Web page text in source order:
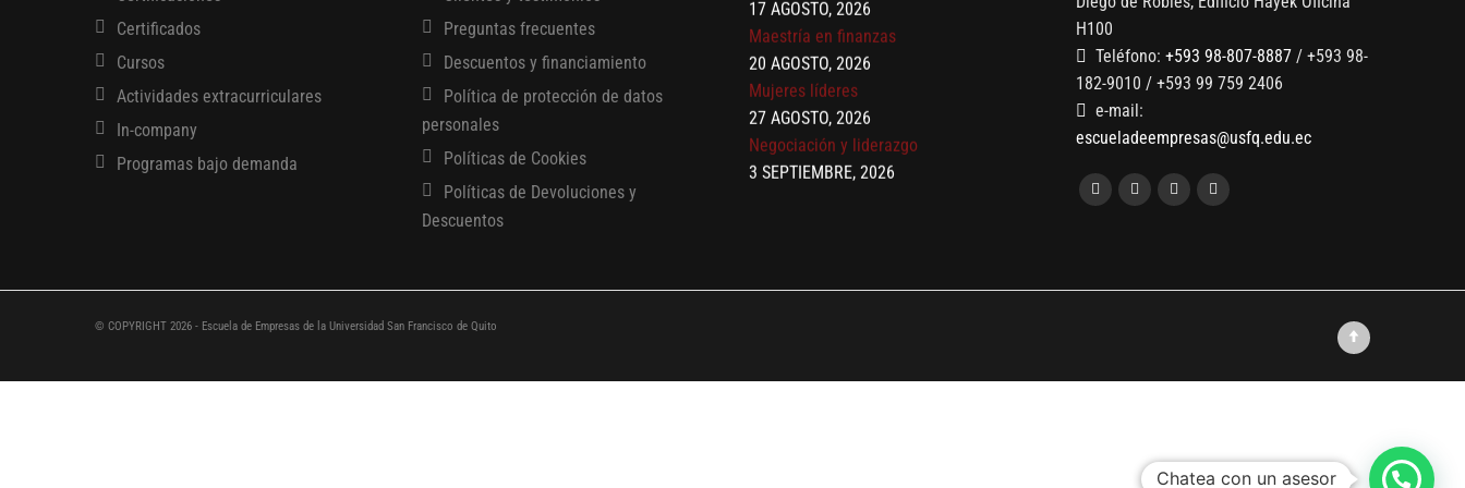
Certificados
Cursos
Actividades extracurriculares
In-company
Programas bajo demanda
Preguntas frecuentes
Descuentos y financiamiento
Política de protección de datos
personales
Políticas de Cookies
Políticas de Devoluciones y
Descuentos
20 AGOSTO, 2026
Mujeres líderes
27 AGOSTO, 2026
Negociación y liderazgo
3 SEPTIEMBRE, 2026
Comunicación con IA
7 SEPTIEMBRE, 2026
H100
Teléfono: +593 98-807-8887 / +593 98-
182-9010 / +593 99 759 2406
e-mail:
escueladeempresas@usfq.edu.ec
© COPYRIGHT 2026 - Escuela de Empresas de la Universidad San Francisco de Quito
Chatea con un asesor